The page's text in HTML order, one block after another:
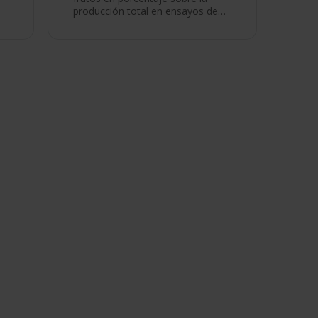
producción total en ensayos de…